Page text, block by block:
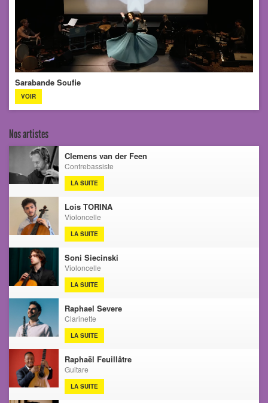
Sarabande Soufie
VOIR
Nos artistes
Clemens van der Feen
Contrebassiste
LA SUITE
Lois TORINA
Violoncelle
LA SUITE
Soni Siecinski
Violoncelle
LA SUITE
Raphael Severe
Clarinette
LA SUITE
Raphaël Feuillâtre
Guitare
LA SUITE